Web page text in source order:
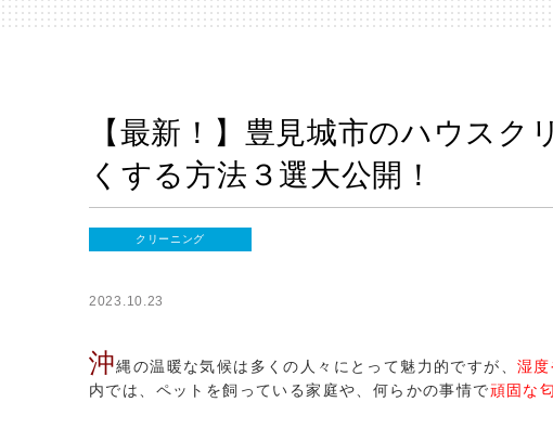
【最新！】豊見城市のハウス
くする方法３選大公開！
クリーニング
2023.10.23
沖縄の温暖な気候は多くの人々にとって魅力的ですが、湿
内では、ペットを飼っている家庭や、何らかの事情で頑固な